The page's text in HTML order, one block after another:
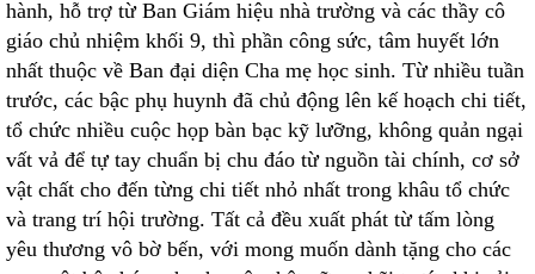
hành, hỗ trợ từ Ban Giám hiệu nhà trường và các thầy cô
giáo chủ nhiệm khối 9, thì phần công sức, tâm huyết lớn
nhất thuộc về Ban đại diện Cha mẹ học sinh. Từ nhiều tuần
trước, các bậc phụ huynh đã chủ động lên kế hoạch chi tiết,
tổ chức nhiều cuộc họp bàn bạc kỹ lưỡng, không quản ngại
vất vả để tự tay chuẩn bị chu đáo từ nguồn tài chính, cơ sở
vật chất cho đến từng chi tiết nhỏ nhất trong khâu tổ chức
và trang trí hội trường. Tất cả đều xuất phát từ tấm lòng
yêu thương vô bờ bến, với mong muốn dành tặng cho các